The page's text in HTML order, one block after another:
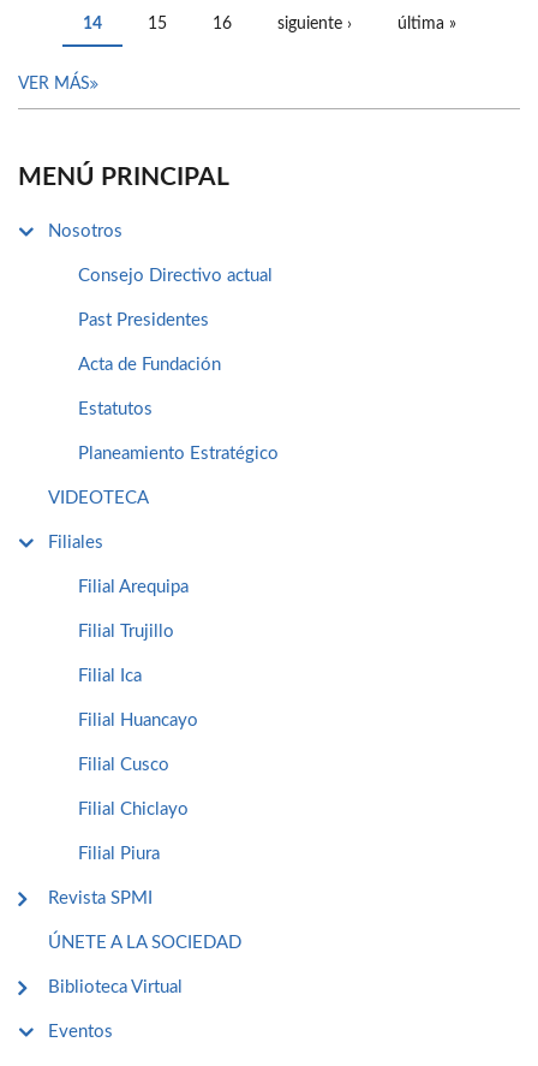
14 15 16 siguiente › última »
VER MÁS
MENÚ PRINCIPAL
Nosotros
Consejo Directivo actual
Past Presidentes
Acta de Fundación
Estatutos
Planeamiento Estratégico
VIDEOTECA
Filiales
Filial Arequipa
Filial Trujillo
Filial Ica
Filial Huancayo
Filial Cusco
Filial Chiclayo
Filial Piura
Revista SPMI
ÚNETE A LA SOCIEDAD
Biblioteca Virtual
Eventos